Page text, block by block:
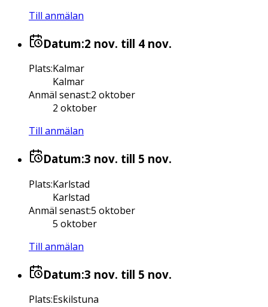
Till anmälan
Datum:2 nov. till 4 nov.
Plats:Kalmar
Kalmar
Anmäl senast:2 oktober
2 oktober
Till anmälan
Datum:3 nov. till 5 nov.
Plats:Karlstad
Karlstad
Anmäl senast:5 oktober
5 oktober
Till anmälan
Datum:3 nov. till 5 nov.
Plats:Eskilstuna